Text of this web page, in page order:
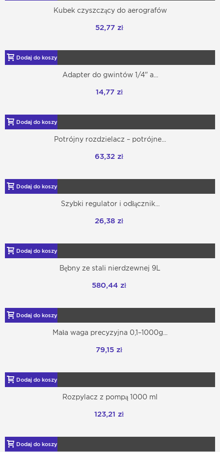
Kubek czyszczący do aerografów
52,77 zł
Dodaj do koszyka
Adapter do gwintów 1/4" a...
14,77 zł
Dodaj do koszyka
Potrójny rozdzielacz – potrójne...
63,32 zł
Dodaj do koszyka
Szybki regulator i odłącznik...
26,38 zł
Dodaj do koszyka
Bębny ze stali nierdzewnej 9L
580,44 zł
Dodaj do koszyka
Mała waga precyzyjna 0,1–1000g...
79,15 zł
Dodaj do koszyka
Rozpylacz z pompą 1000 ml
123,21 zł
Dodaj do koszyka